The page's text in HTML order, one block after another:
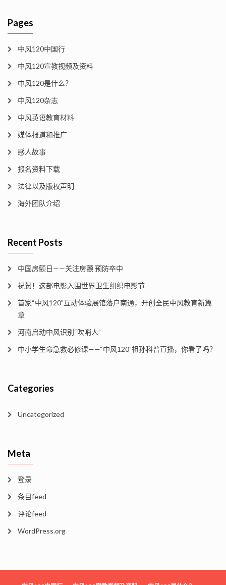
Pages
中风120中国行
中风120宣教视频及资料
中风120是什么？
中风120杂志
中风英语教育材料
媒体报道和推广
感人故事
报名资料下载
法律以及版权声明
海外团队介绍
Recent Posts
中国房颤日——关注房颤 预防卒中
祝贺！这部电影入围世界卫生组织电影节
首家“中风120”互动体验展馆落户南通，开创全民中风教育新篇
章
河南启动中风识别“吹哨人”
中小学生命急救必修课——“中风120”祖孙科普直播，你看了吗？
Categories
Uncategorized
Meta
登录
条目feed
评论feed
WordPress.org